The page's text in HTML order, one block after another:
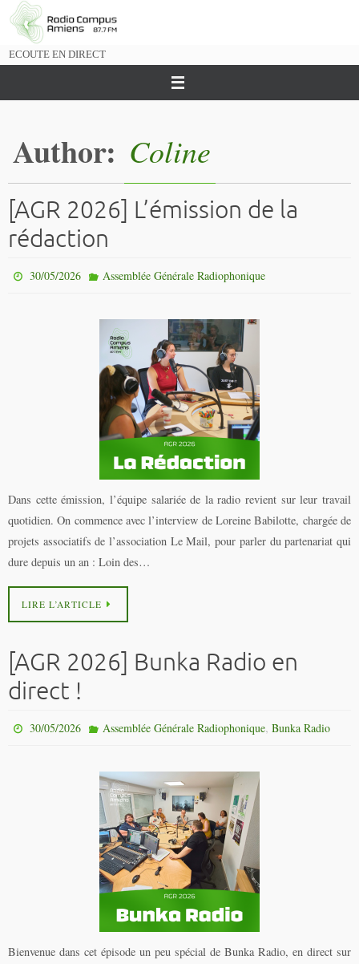
Passer
vers
ECOUTE EN DIRECT
Author: Coline
[AGR 2026] L’émission de la
rédaction
30/05/2026 Assemblée Générale Radiophonique
Dans cette émission, l’équipe salariée de la radio revient sur leur travail
quotidien. On commence avec l’interview de Loreine Babilotte, chargée de
projets associatifs de l’association Le Mail, pour parler du partenariat qui
dure depuis un an : Loin des…
LIRE L’ARTICLE
[AGR 2026] Bunka Radio en
direct !
30/05/2026 Assemblée Générale Radiophonique, Bunka Radio
Bienvenue dans cet épisode un peu spécial de Bunka Radio, en direct sur